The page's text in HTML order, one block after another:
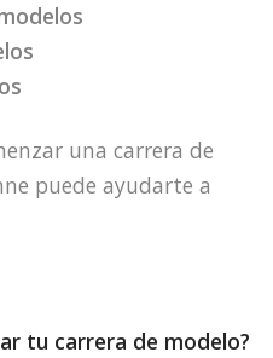
una carrera de
puede ayudarte a
tu carrera de modelo?